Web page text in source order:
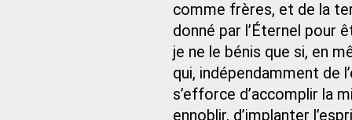
comme frères, et de la
donné par l’Éternel pour
je ne le bénis que si, en
qui, indépendamment de
s’efforce d’accomplir la
ennoblir, d’implanter